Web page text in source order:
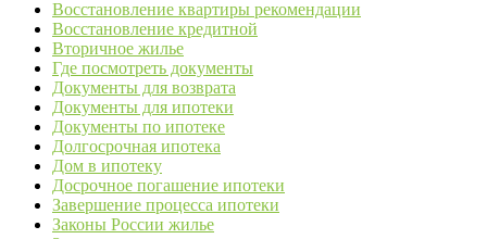
Восстановление квартиры рекомендации
Восстановление кредитной
Вторичное жилье
Где посмотреть документы
Документы для возврата
Документы для ипотеки
Документы по ипотеке
Долгосрочная ипотека
Дом в ипотеку
Досрочное погашение ипотеки
Завершение процесса ипотеки
Законы России жилье